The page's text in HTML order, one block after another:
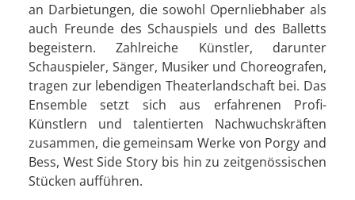
an Darbietungen, die sowohl Opernliebhaber als
auch Freunde des Schauspiels und des Balletts
begeistern. Zahlreiche Künstler, darunter
Schauspieler, Sänger, Musiker und Choreografen,
tragen zur lebendigen Theaterlandschaft bei. Das
Ensemble setzt sich aus erfahrenen Profi-
Künstlern und talentierten Nachwuchskräften
zusammen, die gemeinsam Werke von Porgy and
Bess, West Side Story bis hin zu zeitgenössischen
Stücken aufführen.